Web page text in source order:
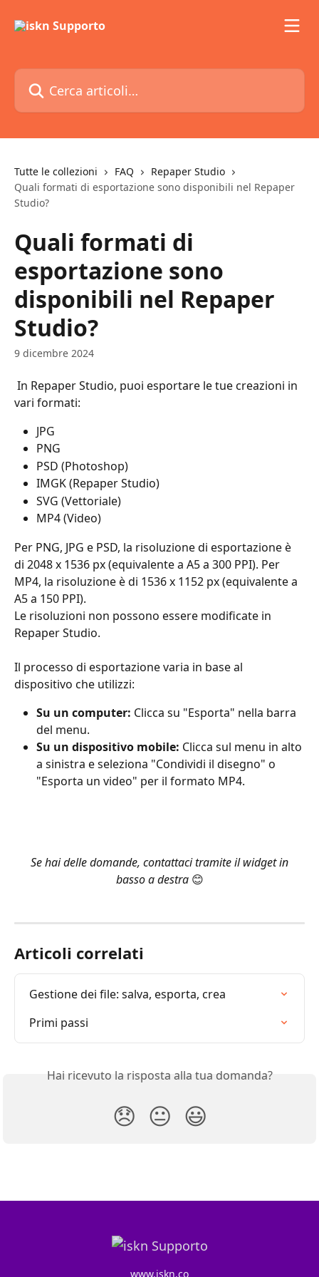
Cerca articoli…
Tutte le collezioni FAQ
Repaper Studio
Quali formati di esportazione sono disponibili nel Repaper
Studio?
Quali formati di
esportazione sono
disponibili nel Repaper
Studio?
9 dicembre 2024
vari formati:
JPG
PNG
PSD (Photoshop)
IMGK (Repaper Studio)
SVG (Vettoriale)
MP4 (Video)
Per PNG, JPG e PSD, la risoluzione di esportazione è
di 2048 x 1536 px (equivalente a A5 a 300 PPI). Per
MP4, la risoluzione è di 1536 x 1152 px (equivalente a
A5 a 150 PPI).
Le risoluzioni non possono essere modificate in
Repaper Studio.
Il processo di esportazione varia in base al
dispositivo che utilizzi:
Su un computer: Clicca su "Esporta" nella barra
del menu.
Su un dispositivo mobile: Clicca sul menu in alto
a sinistra e seleziona "Condividi il disegno" o
"Esporta un video" per il formato MP4.
Se hai delle domande, contattaci tramite il widget in
basso a destra 😊
Articoli correlati
Gestione dei file: salva, esporta, crea
Primi passi
Hai ricevuto la risposta alla tua domanda?
😞 😐 😃
www.iskn.co